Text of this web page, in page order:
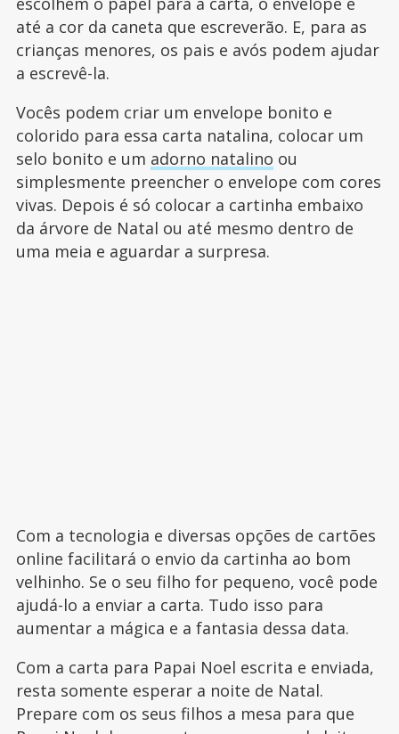
até a cor da caneta que escreverão. E, para as
crianças menores, os pais e avós podem ajudar
a escrevê-la.
Vocês podem criar um envelope bonito e
colorido para essa carta natalina, colocar um
selo bonito e um adorno natalino ou
simplesmente preencher o envelope com cores
vivas. Depois é só colocar a cartinha embaixo
da árvore de Natal ou até mesmo dentro de
uma meia e aguardar a surpresa.
Com a tecnologia e diversas opções de cartões
online facilitará o envio da cartinha ao bom
velhinho. Se o seu filho for pequeno, você pode
ajudá-lo a enviar a carta. Tudo isso para
aumentar a mágica e a fantasia dessa data.
Com a carta para Papai Noel escrita e enviada,
resta somente esperar a noite de Natal.
Prepare com os seus filhos a mesa para que